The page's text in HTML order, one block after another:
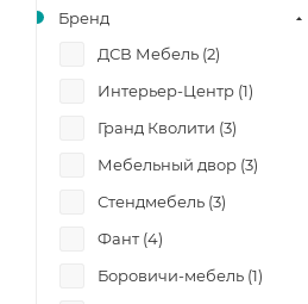
Бренд
ДСВ Мебель (2)
Интерьер-Центр (1)
Гранд Кволити (3)
Мебельный двор (3)
Стендмебель (3)
Фант (4)
Боровичи-мебель (1)